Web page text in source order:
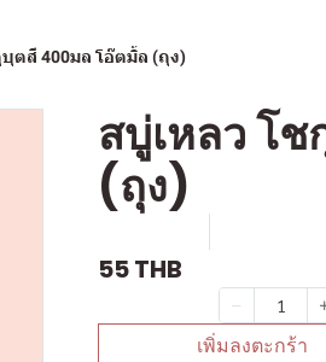
ตสึ 400มล โอ๊ตมิ้ล (ถุง)
สบู่เหลว โ
(ถุง)
55 THB
เพิ่มลงตะกร้า